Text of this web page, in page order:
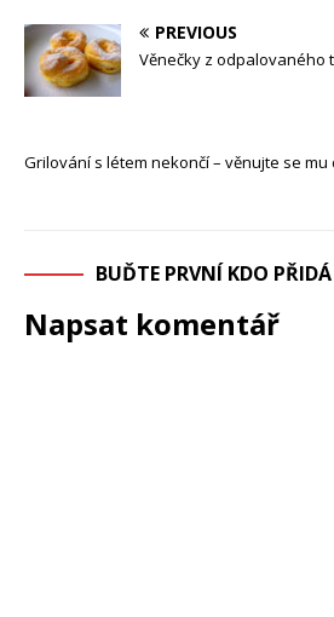
PREVIOUS
Věnečky z odpalovaného
Grilování s létem nekončí – věnujte se mu
BUĎTE PRVNÍ KDO
Napsat komentář